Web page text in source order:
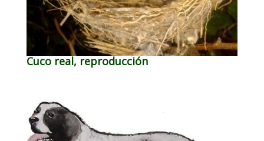
Cuco real, reproducción